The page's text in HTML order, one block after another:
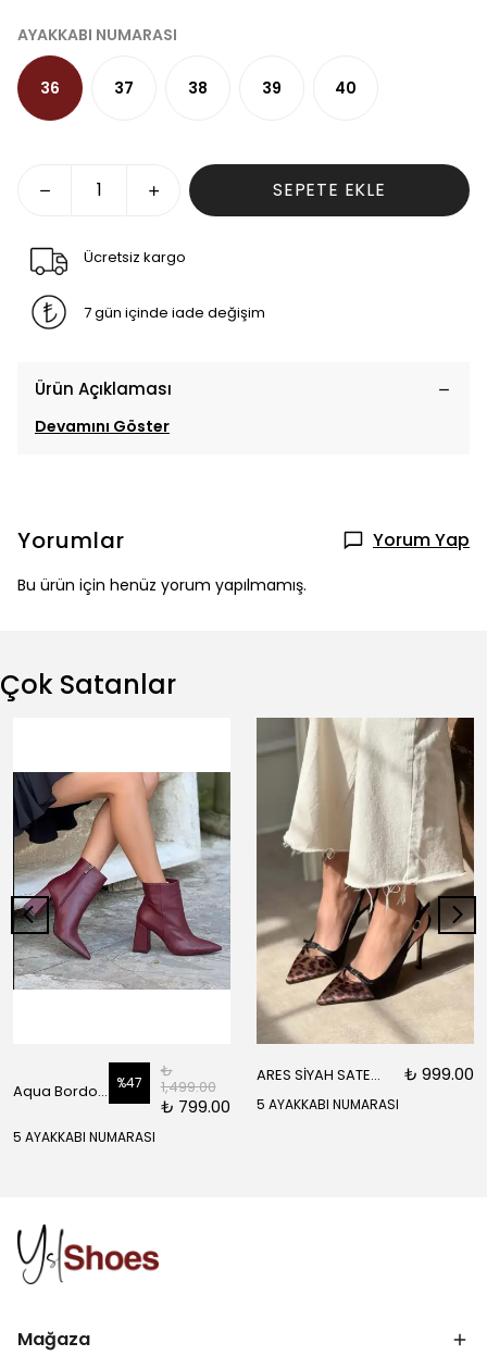
AYAKKABI NUMARASI
36 37 38 39 40
SEPETE EKLE
Ücretsiz kargo
7 gün içinde iade değişim
Ürün Açıklaması
Devamını Göster
Yorumlar Yorum Yap
Bu ürün için henüz yorum yapılmamış.
Çok Satanlar
Aqua Bordo Mat Fermuar Detay Sivri Burun Kadın Topuklu Bot %47
₺
1,499.00
₺ 799.00
5 AYAKKABI NUMARASI
ARES SİYAH SATEN ÖNÜ SARI SİYAH DETAYLI BİLEK BAĞLI KADIN TOPUKLU AYAKKABI ₺ 999.00
5 AYAKKABI NUMARASI
Mağaza